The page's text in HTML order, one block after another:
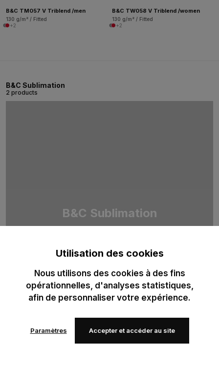
B&C TM057 V Triblend /men
130 g/m² / Fitted
+2
B&C TW058 V Triblend /women
130 g/m² / Fitted
+2
B&C Sublimation
2 products
B&C Sublimation
haute définition.
Utilisation des cookies
Nous utilisons des cookies à des fins
opérationnelles, d'analyses statistiques,
afin de personnaliser votre expérience.
Paramètres Accepter et accéder au site